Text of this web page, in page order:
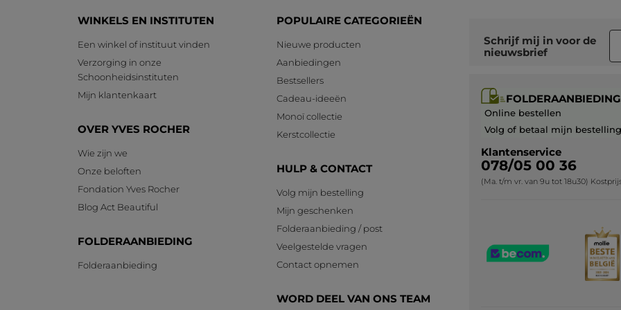
is
van
de
verhouding,
gemiddelde
is
4.6
van
5
sterren.
Prettig in gebruik
in
gebruik,
De
beoordeling
is
4.9
5
MET GOOGLE VERTALEN
Beveelt dit product aan
WINKELS EN INSTITUTEN
Een winkel of instituut vinden
Verzorging in onze
Schoonheidsinstituten
Mijn klantenkaart
OVER YVES ROCHER
Wie zijn we
Onze beloften
Fondation Yves Rocher
Blog Act Beautiful
FOLDERAANBIEDING
Folderaanbieding
POPULAIRE CATEGORIEËN
Nieuwe producten
Aanbiedingen
Bestsellers
Cadeau-ideeën
Monoï collectie
Kerstcollectie
HULP & CONTACT
Volg mijn bestelling
Mijn geschenken
Folderaanbieding / post
Veelgestelde vragen
Contact opnemen
WORD DEEL VAN ONS TEAM
Schrijf mij in voor de
nieuwsbrief
FOLDERAANBIEDING
Online bestellen
Volg of betaal mijn bestelling
Klantenservice
078/05 00 36
(Ma. t/m vr. van 9u tot 18u30)